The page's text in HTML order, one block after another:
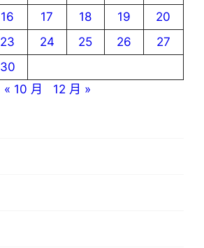
16 17 18 19
20
23 24 25 26
27
30
« 10 月
12 月 »